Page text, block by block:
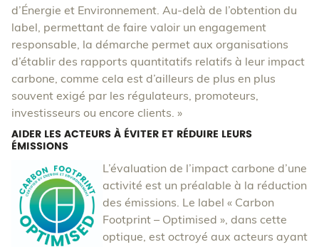
d’Énergie et Environnement. Au-delà de l’obtention du
label, permettant de faire valoir un engagement
responsable, la démarche permet aux organisations
d’établir des rapports quantitatifs relatifs à leur impact
carbone, comme cela est d’ailleurs de plus en plus
souvent exigé par les régulateurs, promoteurs,
investisseurs ou encore clients. »
AIDER LES ACTEURS À ÉVITER ET RÉDUIRE LEURS
ÉMISSIONS
L’évaluation de l’impact carbone d’une
activité est un préalable à la réduction
des émissions. Le label « Carbon
Footprint – Optimised », dans cette
optique, est octroyé aux acteurs ayant